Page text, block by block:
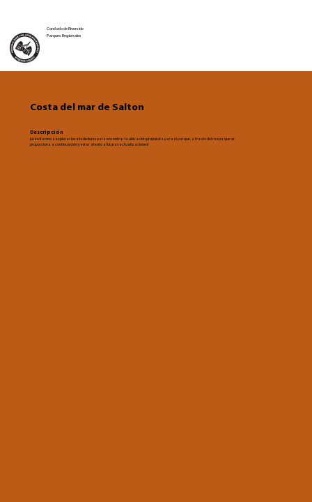
Condado de Riverside
Parques Regionales
Costa del mar de Salton
Descripción
¡Lo invitamos a explorar los alrededores para encontrar la ubicación propuesta para el parque, a través del mapa que se
proporciona a continuación y estar atento a futuras actualizaciones!